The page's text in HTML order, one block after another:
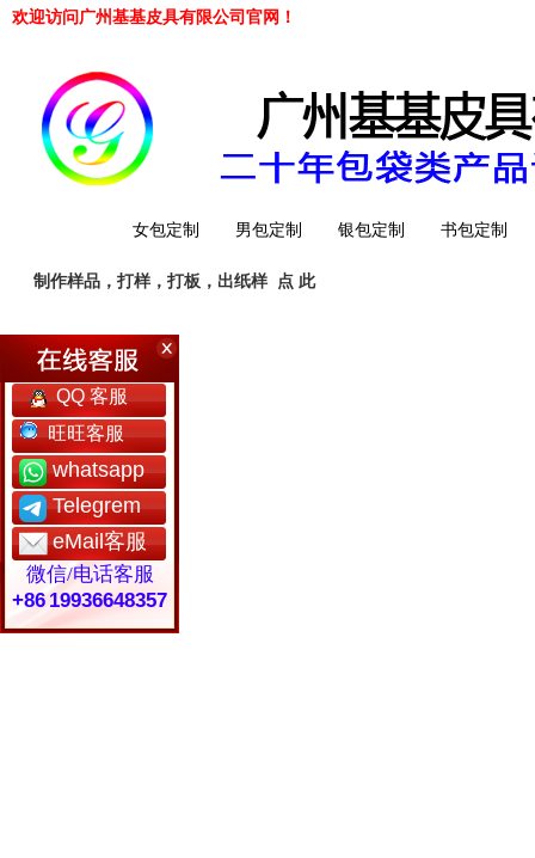
欢迎访问广州基基皮具有限公司官网！
女包定制 男包定制 银包定制 书包定制
工厂简介
制作样品，打样，打板，出纸样 点 此
QQ 客服
旺旺客服
whatsapp
Telegrem
eMail客服
微信/电话客服
+86 19936648357